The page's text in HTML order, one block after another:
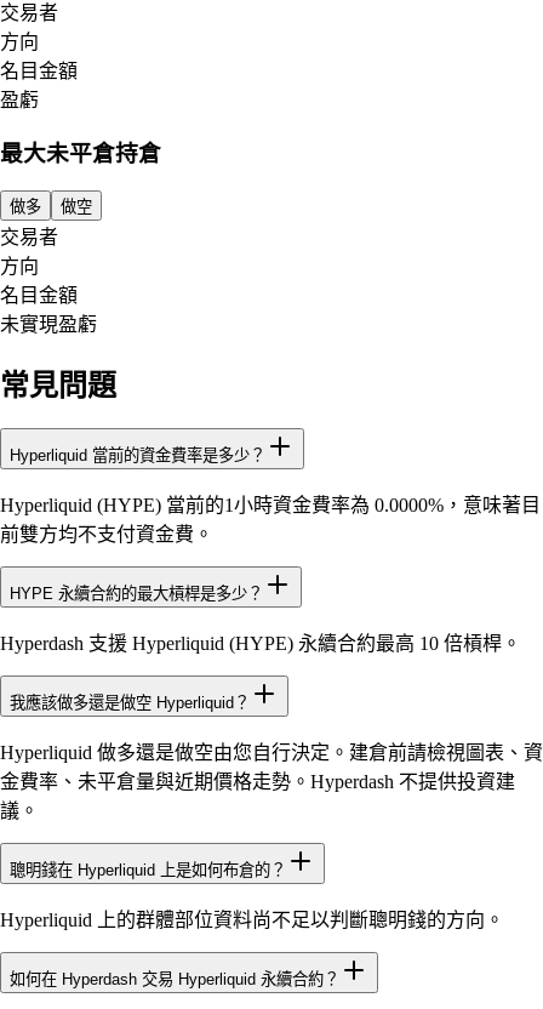
交易者
方向
名目金額
盈虧
最大未平倉持倉
做多 做空
交易者
方向
名目金額
未實現盈虧
常見問題
Hyperliquid 當前的資金費率是多少？
Hyperliquid (HYPE) 當前的1小時資金費率為 0.0000%，意味著目
前雙方均不支付資金費。
HYPE 永續合約的最大槓桿是多少？
Hyperdash 支援 Hyperliquid (HYPE) 永續合約最高 10 倍槓桿。
我應該做多還是做空 Hyperliquid？
Hyperliquid 做多還是做空由您自行決定。建倉前請檢視圖表、資
金費率、未平倉量與近期價格走勢。Hyperdash 不提供投資建
議。
聰明錢在 Hyperliquid 上是如何布倉的？
Hyperliquid 上的群體部位資料尚不足以判斷聰明錢的方向。
如何在 Hyperdash 交易 Hyperliquid 永續合約？